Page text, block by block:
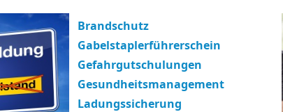
Brandschutz
Gabelstaplerführerschein
Gefahrgutschulungen
Gesundheitsmanagement
Ladungssicherung